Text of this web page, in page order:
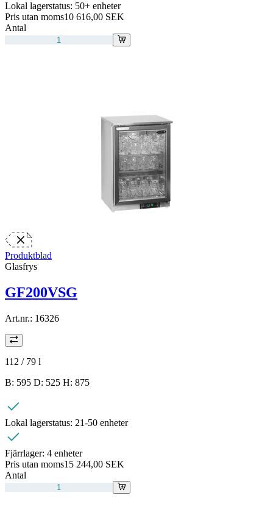
Lokal lagerstatus: 50+ enheter
Pris utan moms10 616,00 SEK
Antal
Produktblad
Glasfrys
GF200VSG
Art.nr.: 16326
112 / 79 l
B: 595 D: 525 H: 875
Lokal lagerstatus: 21-50 enheter
Fjärrlager: 4 enheter
Pris utan moms15 244,00 SEK
Antal